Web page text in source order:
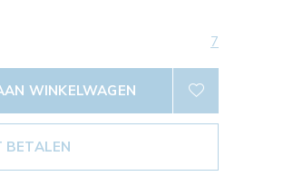
7
WINKELWAGEN
BETALEN